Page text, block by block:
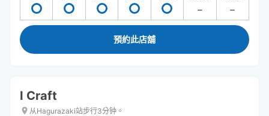
預約此店舖
I Craft
从Hagurazaki站步行3分钟。